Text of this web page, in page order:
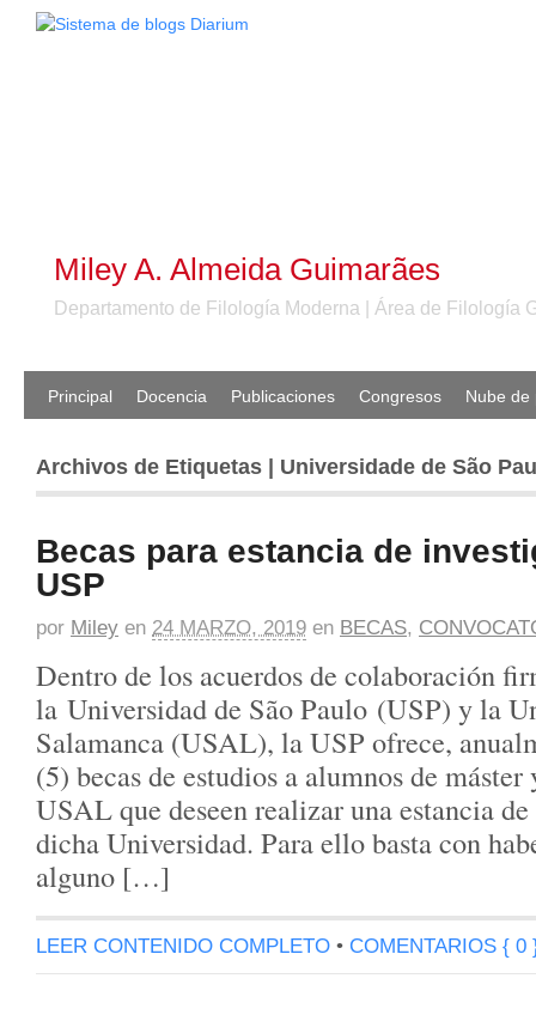
Miley A. Almeida Guimarães
Departamento de Filología Moderna | Área de Filología
Principal Docencia Publicaciones Congresos Nube de
Archivos de Etiquetas | Universidade de São
Becas para estancia de
USP
por Miley en 24 MARZO, 2019 en BECAS,
Dentro de los acuerdos de colaboración
la Universidad de São Paulo (USP) y la
Salamanca (USAL), la USP ofrece,
(5) becas de estudios a alumnos de
USAL que deseen realizar una estancia
dicha Universidad. Para ello basta con
alguno […]
LEER CONTENIDO COMPLETO • COMENTARIOS { 0